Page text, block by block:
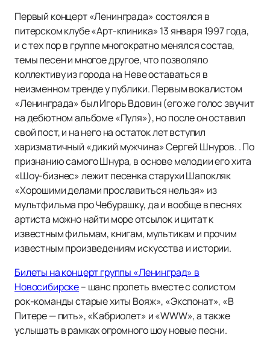
Первый концерт «Ленинграда» состоялся в
питерском клубе «Арт-клиника» 13 января 1997 года,
и с тех пор в группе многократно менялся состав,
темы песен и многое другое, что позволяло
коллективу из города на Неве оставаться в
неизменном тренде у публики. Первым вокалистом
«Ленинграда» был Игорь Вдовин (его же голос звучит
на дебютном альбоме «Пуля»), но после он оставил
свой пост, и на него на остаток лет вступил
харизматичный «дикий мужчина» Сергей Шнуров. . По
признанию самого Шнура, в основе мелодии его хита
«Шоу-бизнес» лежит песенка старухи Шапокляк
«Хорошими делами прославиться нельзя» из
мультфильма про Чебурашку, да и вообще в песнях
артиста можно найти море отсылок и цитат к
известным фильмам, книгам, мультикам и прочим
известным произведениям искусства и истории.
Билеты на концерт группы «Ленинград» в
Новосибирске– шанс пропеть вместе с солистом
рок-команды старые хиты Вояж», «Экспонат», «В
Питере — пить», «Кабриолет» и «WWW», а также
услышать в рамках огромного шоу новые песни.